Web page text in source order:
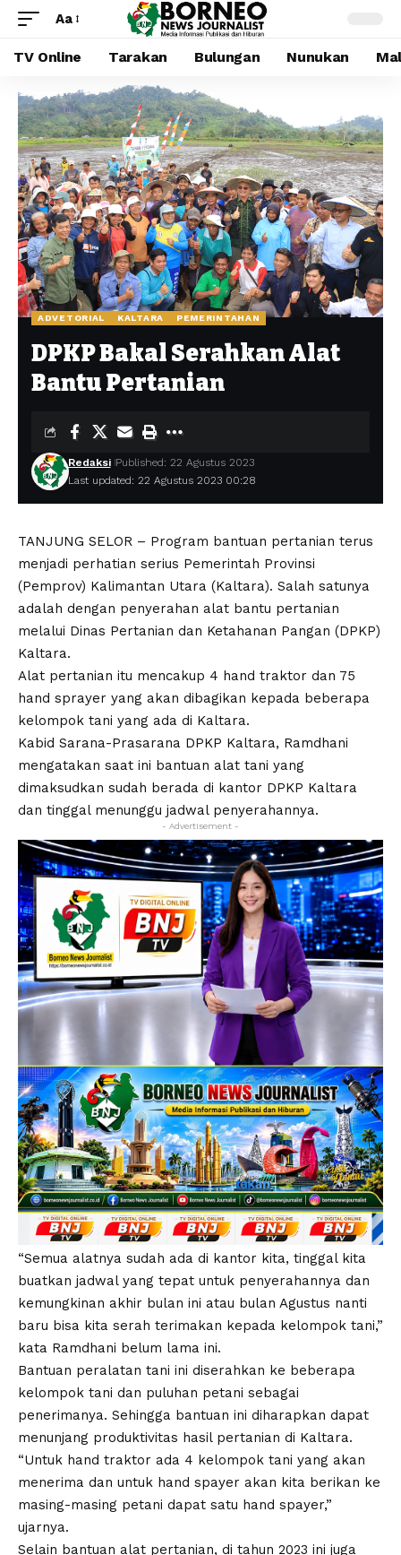
Aa
TV Online Tarakan Bulungan Nunukan
ADVETORIAL KALTARA PEMERINTAHAN
DPKP Bakal Serahkan Alat
Bantu Pertanian
Last updated: 22 Agustus 2023 00:28
Redaksi Published: 22 Agustus 2023
TANJUNG SELOR – Program bantuan pertanian terus
menjadi perhatian serius Pemerintah Provinsi
(Pemprov) Kalimantan Utara (Kaltara). Salah satunya
adalah dengan penyerahan alat bantu pertanian
melalui Dinas Pertanian dan Ketahanan Pangan (DPKP)
Kaltara.
Alat pertanian itu mencakup 4 hand traktor dan 75
hand sprayer yang akan dibagikan kepada beberapa
kelompok tani yang ada di Kaltara.
Kabid Sarana-Prasarana DPKP Kaltara, Ramdhani
mengatakan saat ini bantuan alat tani yang
dimaksudkan sudah berada di kantor DPKP Kaltara
dan tinggal menunggu jadwal penyerahannya.
- Advertisement -
“Semua alatnya sudah ada di kantor kita, tinggal kita
buatkan jadwal yang tepat untuk penyerahannya dan
kemungkinan akhir bulan ini atau bulan Agustus nanti
baru bisa kita serah terimakan kepada kelompok tani,”
kata Ramdhani belum lama ini.
Bantuan peralatan tani ini diserahkan ke beberapa
kelompok tani dan puluhan petani sebagai
penerimanya. Sehingga bantuan ini diharapkan dapat
menunjang produktivitas hasil pertanian di Kaltara.
“Untuk hand traktor ada 4 kelompok tani yang akan
menerima dan untuk hand spayer akan kita berikan ke
masing-masing petani dapat satu hand spayer,”
ujarnya.
Selain bantuan alat pertanian, di tahun 2023 ini juga